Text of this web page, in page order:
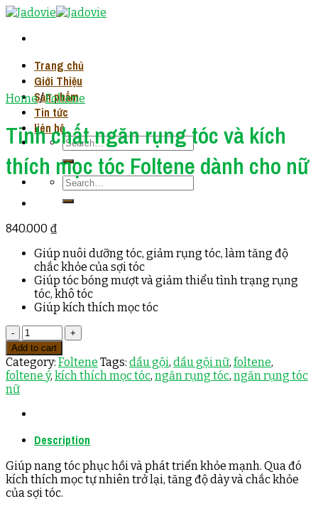
Skip
content
Trang chủ
Giới Thiệu
Sản phẩm
Tin tức
liên hệ
Home/Foltene
Tinh chất ngăn rụng tóc và kích
thích mọc tóc Foltene dành cho nữ
840.000 ₫
Giúp nuôi dưỡng tóc, giảm rụng tóc, làm tăng độ
chắc khỏe của sợi tóc
Giúp tóc bóng mượt và giảm thiểu tình trạng rụng
tóc, khô tóc
Giúp kích thích mọc tóc
Quantity
Add to cart
Category: Foltene Tags: dầu gội, dầu gội nữ, foltene,
foltene ý, kích thích mọc tóc, ngăn rụng tóc, ngăn rụng tóc
nữ
Description
Giúp nang tóc phục hồi và phát triển khỏe mạnh. Qua đó
kích thích mọc tự nhiên trở lại, tăng độ dày và chắc khỏe
của sợi tóc.